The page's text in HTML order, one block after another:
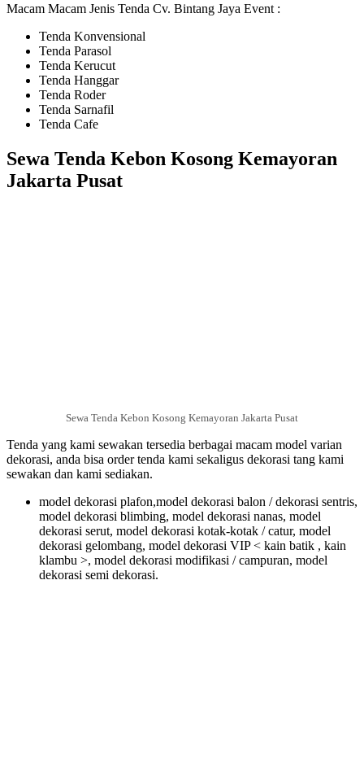
Macam Macam Jenis Tenda Cv. Bintang Jaya Event :
Tenda Konvensional
Tenda Parasol
Tenda Kerucut
Tenda Hanggar
Tenda Roder
Tenda Sarnafil
Tenda Cafe
Sewa Tenda Kebon Kosong Kemayoran
Jakarta Pusat
Sewa Tenda Kebon Kosong Kemayoran Jakarta Pusat
Tenda yang kami sewakan tersedia berbagai macam model varian
dekorasi, anda bisa order tenda kami sekaligus dekorasi tang kami
sewakan dan kami sediakan.
model dekorasi plafon,model dekorasi balon / dekorasi sentris,
model dekorasi blimbing, model dekorasi nanas, model
dekorasi serut, model dekorasi kotak-kotak / catur, model
dekorasi gelombang, model dekorasi VIP < kain batik , kain
klambu >, model dekorasi modifikasi / campuran, model
dekorasi semi dekorasi.